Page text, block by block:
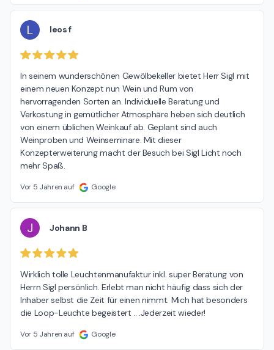
L leos f
In seinem wunderschönen Gewölbekeller bietet Herr Sigl mit
einem neuen Konzept nun Wein und Rum von
hervorragenden Sorten an. Individuelle Beratung und
Verkostung in gemütlicher Atmosphäre heben sich deutlich
von einem üblichen Weinkauf ab. Geplant sind auch
Weinproben und Weinseminare. Mit dieser
Konzepterweiterung macht der Besuch bei Sigl Licht noch
mehr Spaß.
Vor 5 Jahren auf Google
J Johann B
Wirklich tolle Leuchtenmanufaktur inkl. super Beratung von
Herrn Sigl persönlich. Erlebt man nicht häufig dass sich der
Inhaber selbst die Zeit für einen nimmt. Mich hat besonders
die Loop-Leuchte begeistert .. .Jederzeit wieder!
Vor 5 Jahren auf Google